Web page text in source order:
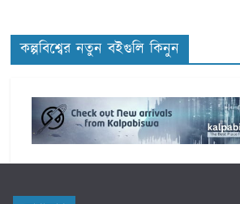
s কল্পবিশ্বের নতুন বইগুলি কিনুন